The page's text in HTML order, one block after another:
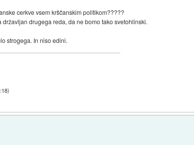
cerkve vsem krščanskim politikom?????
drugega reda, da ne bomo tako svetohlinski.
strogega. In niso edini.
)